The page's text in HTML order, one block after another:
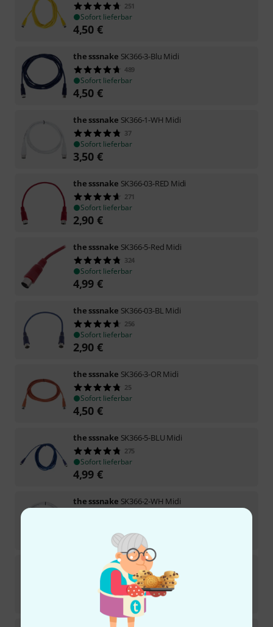
251
Sofort lieferbar
4,50 €
the sssnake SK366-3-Blu Midi
489
Sofort lieferbar
4,50 €
the sssnake SK366-1-WH Midi
37
Sofort lieferbar
3,50 €
the sssnake SK366-03-RED Midi
271
Sofort lieferbar
2,90 €
the sssnake SK366-5-Red Midi
324
Sofort lieferbar
4,99 €
the sssnake SK366-03-BL Midi
256
Sofort lieferbar
2,90 €
the sssnake SK366-3-OR Midi
25
Sofort lieferbar
4,50 €
the sssnake SK366-5-BLU Midi
275
Sofort lieferbar
4,99 €
the sssnake SK366-2-WH Midi
the sssnakeSK366-75-RED Midi
126
Sofort lieferbar